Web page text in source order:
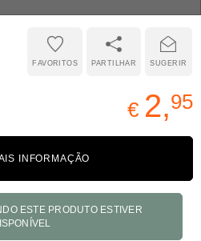
SUGERIR
PARTILHAR
FAVORITOS
€ 2,95
INFORMAÇÃO